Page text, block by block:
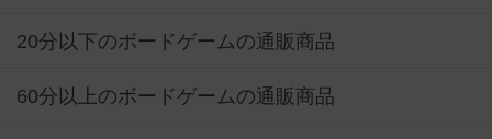
20分以下のボードゲームの通販商品
60分以上のボードゲームの通販商品